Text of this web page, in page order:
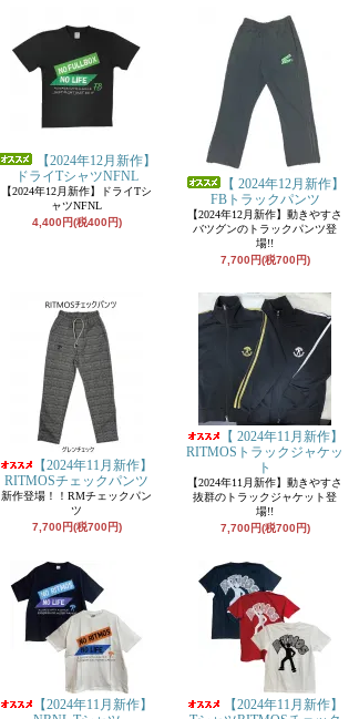
【2024年12月新作】
ドライTシャツNFNL
【2024年12月新作】ドライTシ
ャツNFNL
4,400円(税400円)
【 2024年12月新作】
FBトラックパンツ
【2024年12月新作】動きやすさ
バツグンのトラックパンツ登
場!!
7,700円(税700円)
【2024年11月新作】
RITMOSチェックパンツ
新作登場！！RMチェックパン
ツ
7,700円(税700円)
【 2024年11月新作】
RITMOSトラックジャケッ
ト
【2024年11月新作】動きやすさ
抜群のトラックジャケット登
場!!
7,700円(税700円)
【2024年11月新作】
【2024年11月新作】